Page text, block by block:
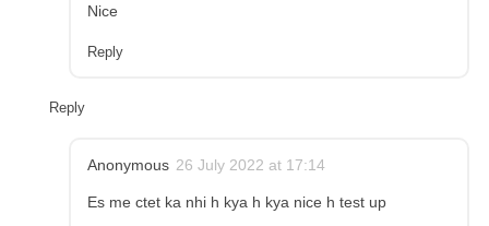
Nice
Reply
Reply
Anonymous 26 July 2022 at 17:14
Es me ctet ka nhi h kya h kya nice h test up